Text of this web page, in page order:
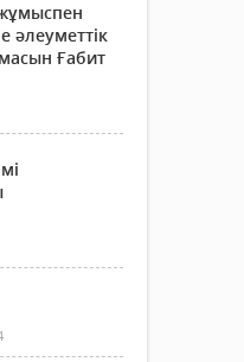
әлеуметтік
Ғабит